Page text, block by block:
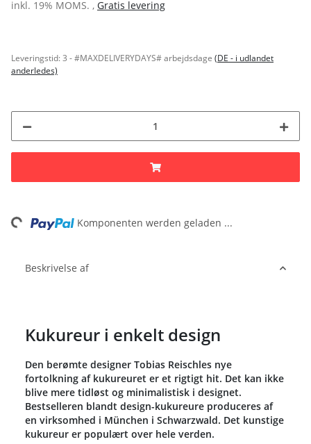
inkl. 19% MOMS. , Gratis levering
Leveringstid:3 - #MAXDELIVERYDAYS# arbejdsdage (DE - i udlandet
anderledes)
Komponenten werden geladen ...
Beskrivelse af
Kukureur i enkelt design
Den berømte designer Tobias Reischles nye
fortolkning af kukureuret er et rigtigt hit. Det kan ikke
blive mere tidløst og minimalistisk i designet.
Bestselleren blandt design-kukureure produceres af
en virksomhed i München i Schwarzwald. Det kunstige
kukureur er populært over hele verden.